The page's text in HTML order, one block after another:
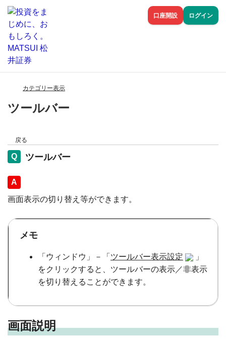
口座開設 ログイン
カテゴリー表示
ツールバー
戻る
ツールバー
回答
画面表示の切り替え等ができます。
メモ
「ウィンドウ」－「 ツールバー表示設定
」
をクリックすると、ツールバーの表示／非表示
を切り替えることができます。
画面説明